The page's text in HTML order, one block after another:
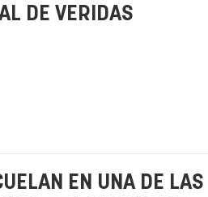
DE VERIDAS
EN UNA DE LAS